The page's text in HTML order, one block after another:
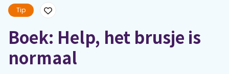
Webinars
Tip
Boek: Help, het brusje is
normaal